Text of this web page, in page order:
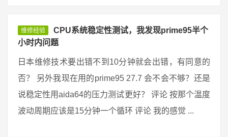
维修经验
CPU系统稳定性测试，我发现prime95半个
小时内问题
日本维修技术要出错不到10分钟就会出错，有同意的
否？ 另外我现在用的prime95 27.7 会不会不够？还是
说稳定性用aida64的压力测试更好？ 评论 按那个温度
波动周期应该是15分钟一个循环 评论 我的感觉 ...